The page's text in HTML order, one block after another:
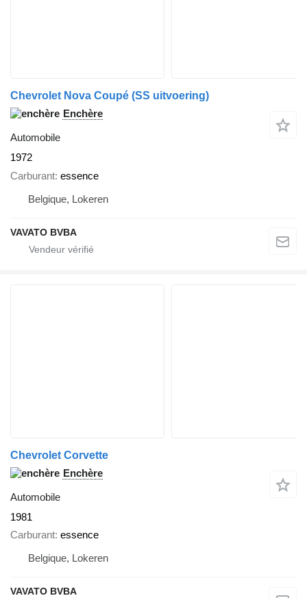
Chevrolet Nova Coupé (SS uitvoering)
Enchère
Automobile
1972
Carburant essence
Belgique, Lokeren
VAVATO BVBA
Chevrolet Corvette
Enchère
Automobile
1981
Carburant essence
Belgique, Lokeren
VAVATO BVBA